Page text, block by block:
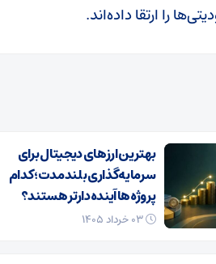
را ارتقا داده‌اند.
بهترین ارزهای دیجیتال برای
سرمایه‌گذاری بلندمدت؛ کدام
پروژه‌ها آینده‌دارتر هستند؟
۰۳ خرداد ۱۴۰۵